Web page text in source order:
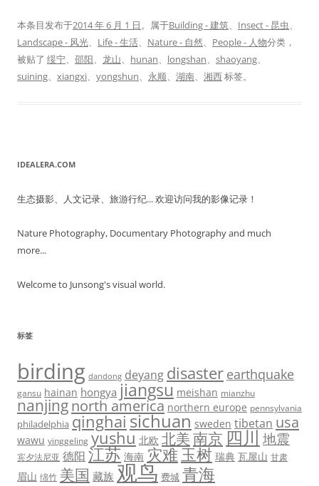
本条目发布于2014 年 6 月 1 日。属于Building - 建筑、 Insect - 昆虫、
Landscape - 风光、 Life - 生活、 Nature - 自然、 People - 人物分类，
被贴了 绥宁、 邵阳、 龙山、 hunan、 longshan、 shaoyang、
suining、 xiangxi、 yongshun、 永顺、 湖南、 湘西标签。
IDEALERA.COM
生态摄影、人文记录、旅游行纪... 欢迎访问我的影像记录！
Nature Photography, Documentary Photography and much
more...
Welcome to Junsong's visual world.
标签
birding dandong deyang disaster earthquake
gansu hainan hongya jiangsu meishan mianzhu
nanjingnorth america northern europe pennsylvania
philadelphia qinghai sichuan sweden tibetan usa
wawu yinggeling yushu 北欧 北美南京 四川 地震
宾夕法尼亚 德阳 江苏 海南 灾难 玉树 瑞典 瓦屋山 甘肃
眉山 绵竹 美国 藏族 观鸟 费城 青海